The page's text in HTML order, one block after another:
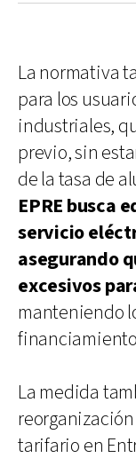
La normativa
para los
industriales,
previo, sin
de la tasa de
EPRE busca
servicio
asegurando
excesivos
manteniendo
La medida
tarifario en